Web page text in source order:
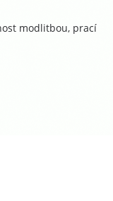
modlitbou, prací